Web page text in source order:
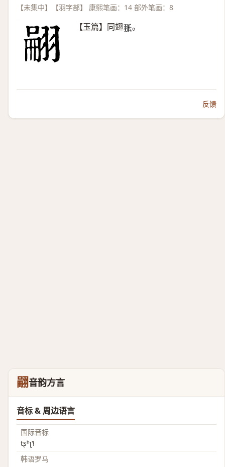
【未集中】【羽字部】 康熙笔画：14 部外笔画：8
【玉篇】同翅𦐊 。
反馈
翤音韵方言
音标 & 周边语言
国际音标
tʂʰʅ˥˧
韩语罗马